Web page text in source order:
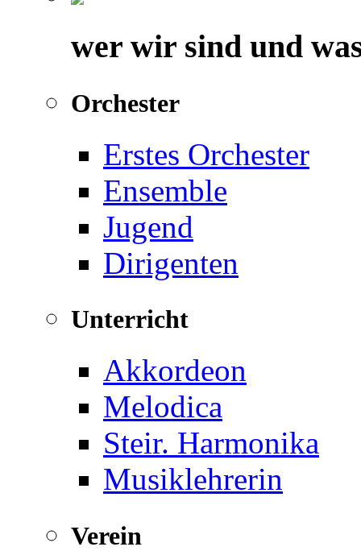
wer wir sind und
Orchester
Erstes Orchester
Ensemble
Jugend
Dirigenten
Unterricht
Akkordeon
Melodica
Steir. Harmonika
Musiklehrerin
Verein